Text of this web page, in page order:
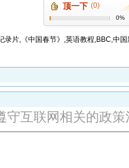
顶一下 (0)
0%
录片,《中国春节》,英语教程,BBC,中国
守互联网相关的政